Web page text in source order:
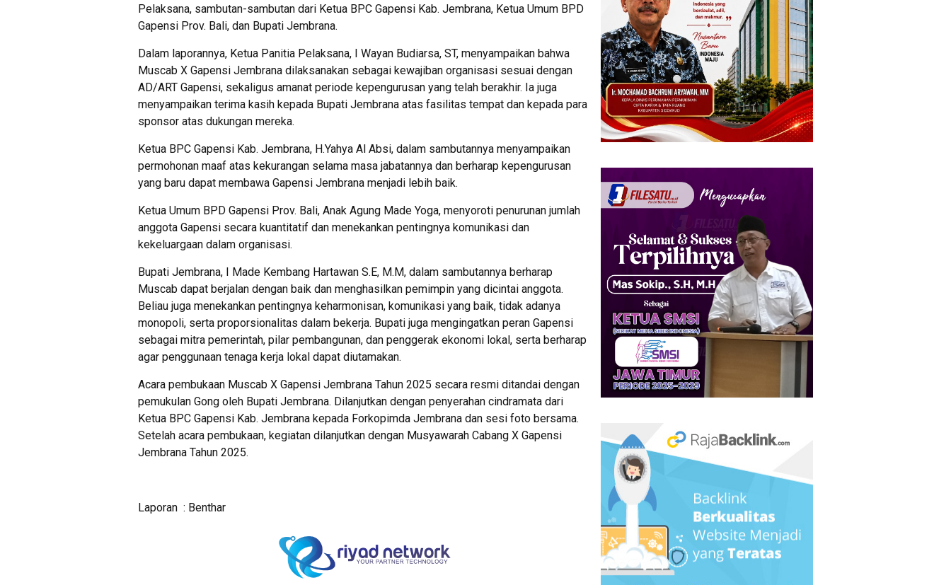
Pelaksana, sambutan-sambutan dari Ketua BPC Gapensi Kab. Jembrana, Ketua Umum BPD
Gapensi Prov. Bali, dan Bupati Jembrana.
Dalam laporannya, Ketua Panitia Pelaksana, I Wayan Budiarsa, ST, menyampaikan bahwa
Muscab X Gapensi Jembrana dilaksanakan sebagai kewajiban organisasi sesuai dengan
AD/ART Gapensi, sekaligus amanat periode kepengurusan yang telah berakhir. Ia juga
menyampaikan terima kasih kepada Bupati Jembrana atas fasilitas tempat dan kepada para
sponsor atas dukungan mereka.
Ketua BPC Gapensi Kab. Jembrana, H.Yahya Al Absi, dalam sambutannya menyampaikan
permohonan maaf atas kekurangan selama masa jabatannya dan berharap kepengurusan
yang baru dapat membawa Gapensi Jembrana menjadi lebih baik.
Ketua Umum BPD Gapensi Prov. Bali, Anak Agung Made Yoga, menyoroti penurunan jumlah
anggota Gapensi secara kuantitatif dan menekankan pentingnya komunikasi dan
kekeluargaan dalam organisasi.
Bupati Jembrana, I Made Kembang Hartawan S.E, M.M, dalam sambutannya berharap
Muscab dapat berjalan dengan baik dan menghasilkan pemimpin yang dicintai anggota.
Beliau juga menekankan pentingnya keharmonisan, komunikasi yang baik, tidak adanya
monopoli, serta proporsionalitas dalam bekerja. Bupati juga mengingatkan peran Gapensi
sebagai mitra pemerintah, pilar pembangunan, dan penggerak ekonomi lokal, serta berharap
agar penggunaan tenaga kerja lokal dapat diutamakan.
Acara pembukaan Muscab X Gapensi Jembrana Tahun 2025 secara resmi ditandai dengan
pemukulan Gong oleh Bupati Jembrana. Dilanjutkan dengan penyerahan cindramata dari
Ketua BPC Gapensi Kab. Jembrana kepada Forkopimda Jembrana dan sesi foto bersama.
Setelah acara pembukaan, kegiatan dilanjutkan dengan Musyawarah Cabang X Gapensi
Jembrana Tahun 2025.
Laporan : Benthar